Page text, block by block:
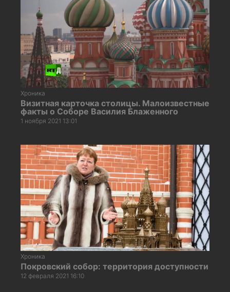
Хроника
Визитная карточка столицы. Малоизвестные
факты о Соборе Василия Блаженного
1 ноября 2021 13:01
Хроника
Покровский собор: территория доступности
12 февраля 2021 16:10